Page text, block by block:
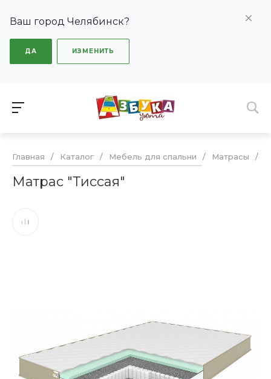
Ваш город Челябинск?
ДА ИЗМЕНИТЬ
Главная / Каталог / Мебель для спальни / Матрасы /
Матрас "Тиссая"